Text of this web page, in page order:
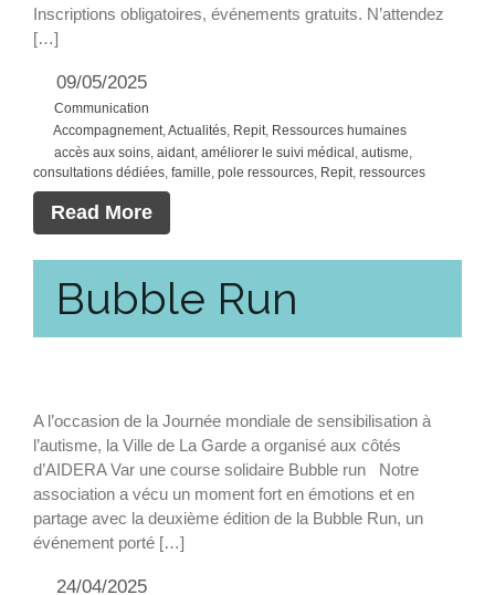
Inscriptions obligatoires, événements gratuits. N’attendez
[…]
09/05/2025
Communication
Accompagnement Actualités Repit Ressources humaines
accès aux soins aidant améliorer le suivi médical autisme
consultations dédiées famille pole ressources Repit ressources
Read More
Bubble Run
A l’occasion de la Journée mondiale de sensibilisation à
l’autisme, la Ville de La Garde a organisé aux côtés
d’AIDERA Var une course solidaire Bubble run Notre
association a vécu un moment fort en émotions et en
partage avec la deuxième édition de la Bubble Run, un
événement porté […]
24/04/2025